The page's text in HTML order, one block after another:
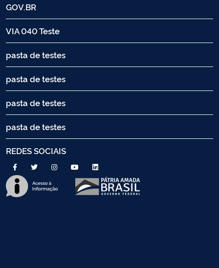
GOV.BR
VIA 040 Teste
pasta de testes
pasta de testes
pasta de testes
pasta de testes
REDES SOCIAIS